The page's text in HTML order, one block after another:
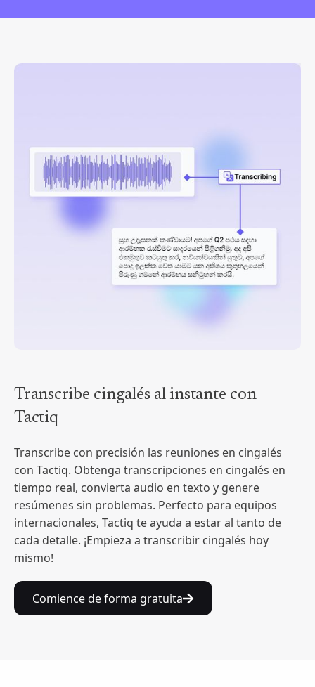
Transcribe cingalés al instante con
Tactiq
Transcribe con precisión las reuniones en cingalés
con Tactiq. Obtenga transcripciones en cingalés en
tiempo real, convierta audio en texto y genere
resúmenes sin problemas. Perfecto para equipos
internacionales, Tactiq te ayuda a estar al tanto de
cada detalle. ¡Empieza a transcribir cingalés hoy
mismo!
Comience de forma gratuita